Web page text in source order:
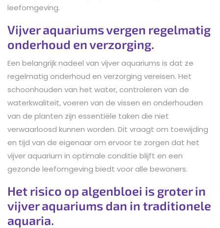
leefomgeving.
Vijver aquariums vergen regelmatig
onderhoud en verzorging.
Een belangrijk nadeel van vijver aquariums is dat ze
regelmatig onderhoud en verzorging vereisen. Het
schoonhouden van het water, controleren van de
waterkwaliteit, voeren van de vissen en onderhouden
van de planten zijn essentiële taken die niet
verwaarloosd kunnen worden. Dit vraagt om toewijding
en tijd van de eigenaar om ervoor te zorgen dat het
vijver aquarium in optimale conditie blijft en een
gezonde leefomgeving biedt voor alle bewoners.
Het risico op algenbloei is groter in
vijver aquariums dan in traditionele
aquaria.